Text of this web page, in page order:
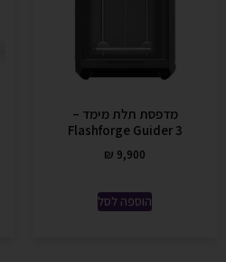
מדפסת תלת מימד –
Flashforge Guider 3
₪ 9,900
הוספה לסל